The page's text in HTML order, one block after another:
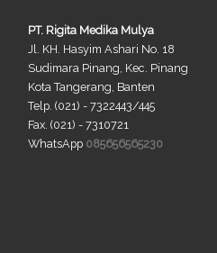
PT. Rigita Medika Mulya
Jl. KH. Hasyim Ashari No. 18
Sudimara Pinang, Kec. Pinang
Kota Tangerang, Banten
Telp. (021) - 7322443/445
Fax. (021) - 7310721
WhatsApp 085656565230